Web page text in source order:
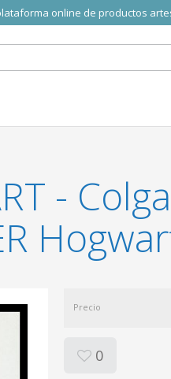
online de productos
-
Precio
0